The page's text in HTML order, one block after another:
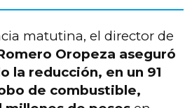
matutina, el director de
Oropeza aseguró
la reducción, en un 91
de combustible,